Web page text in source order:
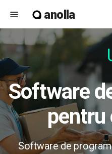
menu anolla
Software de programări
pentru
Software de